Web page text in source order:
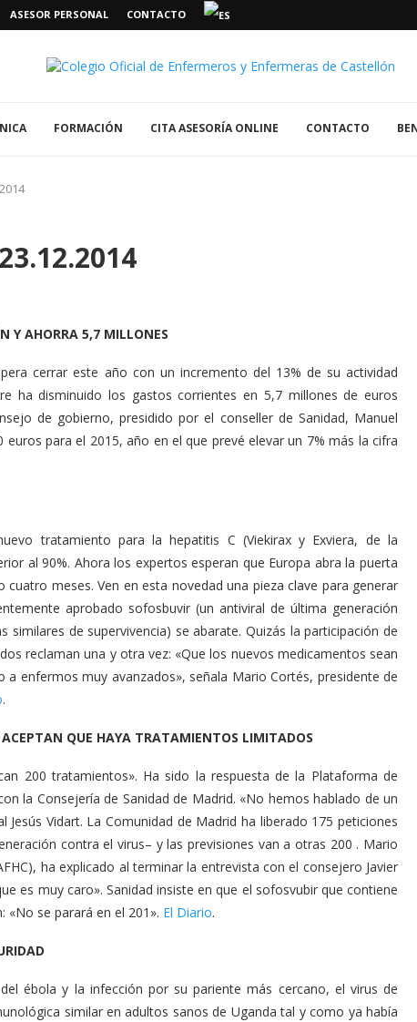
ASESOR PERSONAL CONTACTO
FORMACIÓN CITA ASESORÍA ONLINE CONTACTO
Y AHORRA 5,7 MILLONES
cerrar este año con un incremento del 13% de su actividad
ha disminuido los gastos corrientes en 5,7 millones de euros
de gobierno, presidido por el conseller de Sanidad, Manuel
para el 2015, año en el que prevé elevar un 7% más la cifra
tratamiento para la hepatitis C (Viekirax y Exviera, de la
al 90%. Ahora los expertos esperan que Europa abra la puerta
meses. Ven en esta novedad una pieza clave para generar
aprobado sofosbuvir (un antiviral de última generación
de supervivencia) se abarate. Quizás la participación de
reclaman una y otra vez: «Que los nuevos medicamentos sean
enfermos muy avanzados», señala Mario Cortés, presidente de
.
QUE HAYA TRATAMIENTOS LIMITADOS
200 tratamientos». Ha sido la respuesta de la Plataforma de
la Consejería de Sanidad de Madrid. «No hemos hablado de un
Vidart. La Comunidad de Madrid ha liberado 175 peticiones
contra el virus– y las previsiones van a otras 200 . Mario
ha explicado al terminar la entrevista con el consejero Javier
es muy caro». Sanidad insiste en que el sofosvubir que contiene
«No se parará en el 201». El Diario.
ébola y la infección por su pariente más cercano, el virus de
similar en adultos sanos de Uganda tal y como ya había